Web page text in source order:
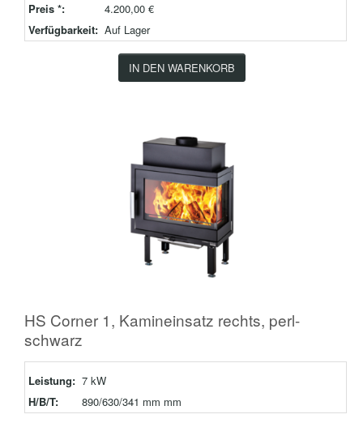
Preis *:
4.200,00 €
Verfügbarkeit: Auf Lager
IN DEN WARENKORB
HS Corner 1, Kamineinsatz rechts, perl-
schwarz
Leistung: 7 kW
H/B/T:
890/630/341 mm mm